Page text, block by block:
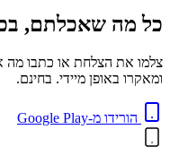
כל מה שאכלתם,
ומאקרו באופן מיידי. בחינם.
הורידו מ-Google Play